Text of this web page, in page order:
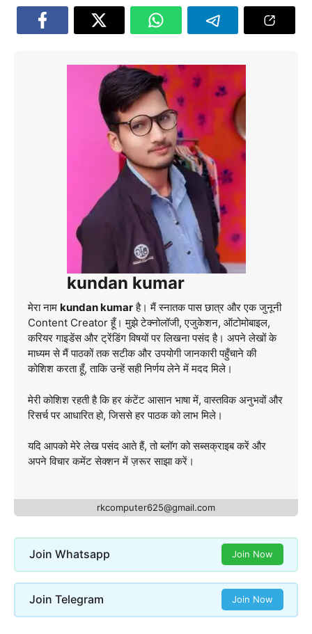
kundan kumar
मेरा नाम kundan kumarहै। मैं स्नातक पास छात्र और एक जुनूनी
Content Creator हूँ। मुझे टेक्नोलॉजी, एजुकेशन, ऑटोमोबाइल,
करियर गाइडेंस और ट्रेंडिंग विषयों पर लिखना पसंद है। अपने लेखों के
माध्यम से मैं पाठकों तक सटीक और उपयोगी जानकारी पहुँचाने की
कोशिश करता हूँ, ताकि उन्हें सही निर्णय लेने में मदद मिले।
मेरी कोशिश रहती है कि हर कंटेंट आसान भाषा में, वास्तविक अनुभवों और
रिसर्च पर आधारित हो, जिससे हर पाठक को लाभ मिले।
यदि आपको मेरे लेख पसंद आते हैं, तो ब्लॉग को सब्सक्राइब करें और
अपने विचार कमेंट सेक्शन में ज़रूर साझा करें।
rkcomputer625@gmail.com
Join Whatsapp Join Now
Join Telegram Join Now